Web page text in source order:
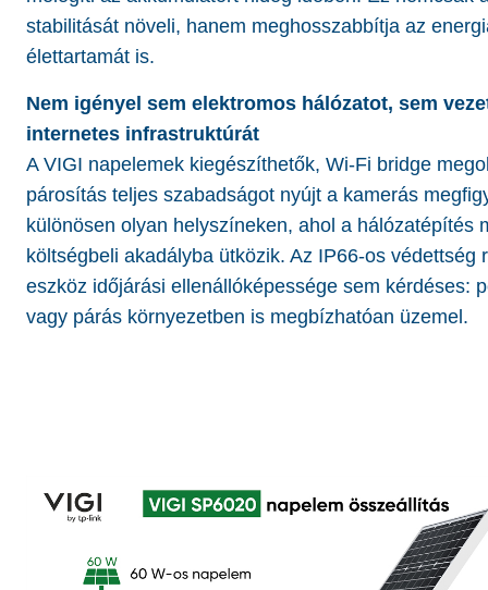
stabilitását növeli, hanem meghosszabbítja az
élettartamát is.
Nem igényel sem elektromos hálózatot, sem
internetes infrastruktúrát
A VIGI napelemek kiegészíthetők, Wi-Fi bridge
párosítás teljes szabadságot nyújt a kamerás
különösen olyan helyszíneken, ahol a hálózatépítés
költségbeli akadályba ütközik. Az IP66-os védettség
eszköz időjárási ellenállóképessége sem kérdéses:
vagy párás környezetben is megbízhatóan üzemel.